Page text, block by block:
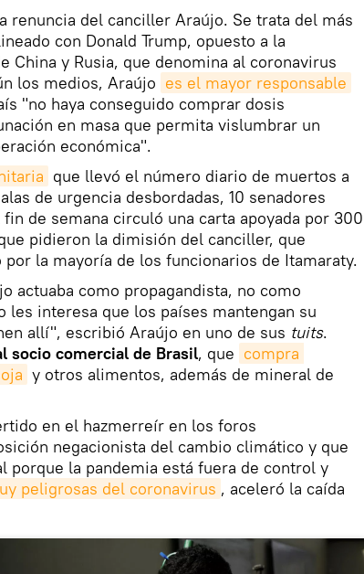
renuncia del canciller Araújo. Se trata del más
con Donald Trump, opuesto a la
China y Rusia, que denomina al coronavirus
los medios, Araújo es el mayor responsable
"no haya conseguido comprar dosis
en masa que permita vislumbrar un
económica".
que llevó el número diario de muertos a
de urgencia desbordadas, 10 senadores
de semana circuló una carta apoyada por 300
pidieron la dimisión del canciller, que
la mayoría de los funcionarios de Itamaraty.
actuaba como propagandista, no como
les interesa que los países mantengan su
allí", escribió Araújo en uno de sus tuits.
socio comercial de Brasil, que compra
y otros alimentos, además de mineral de
en el hazmerreír en los foros
negacionista del cambio climático y que
porque la pandemia está fuera de control y
peligrosas del coronavirus , aceleró la caída